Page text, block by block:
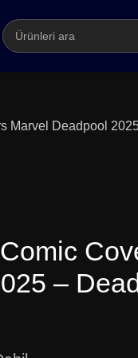
Marvel Deadpool
–